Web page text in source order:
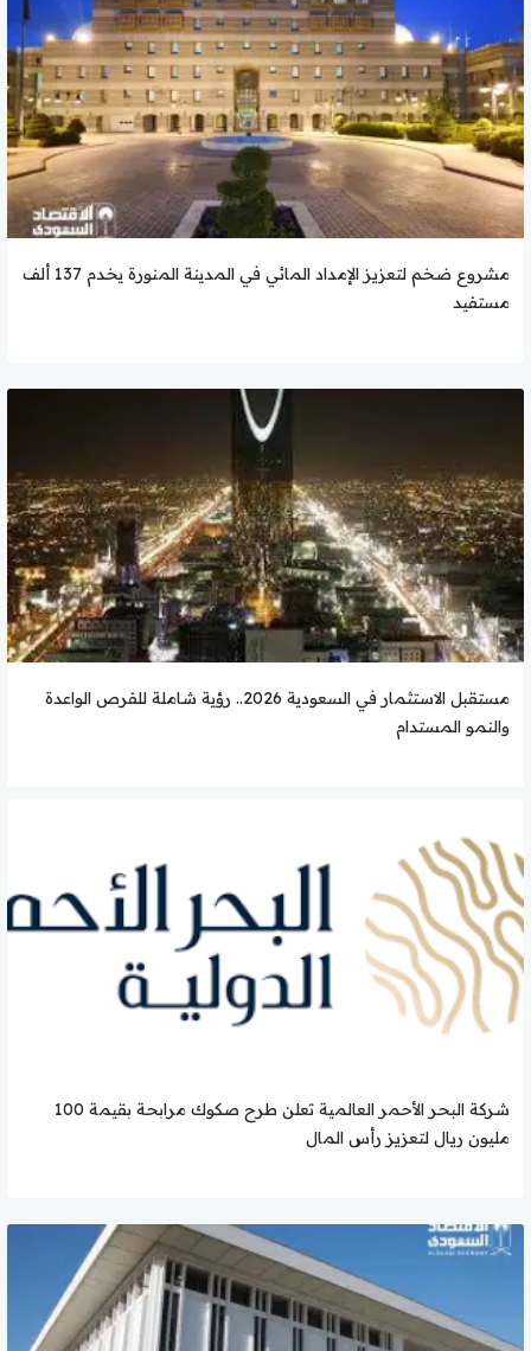
مشروع ضخم لتعزيز الإمداد المائي في المدينة المنورة يخدم 137 ألف
مستفيد
مستقبل الاستثمار في السعودية 2026.. رؤية شاملة للفرص الواعدة
والنمو المستدام
شركة البحر الأحمر العالمية تعلن طرح صكوك مرابحة بقيمة 100
مليون ريال لتعزيز رأس المال